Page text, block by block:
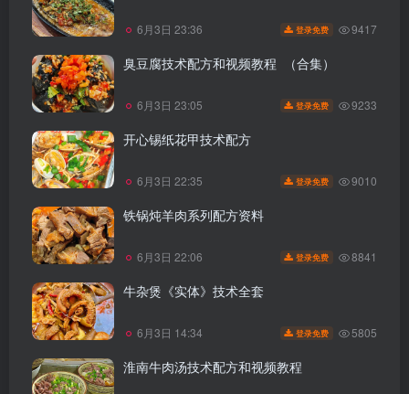
6月3日 23:36 登录免费 9417
臭豆腐技术配方和视频教程 （合集）
6月3日 23:05 登录免费 9233
开心锡纸花甲技术配方
6月3日 22:35 登录免费 9010
铁锅炖羊肉系列配方资料
6月3日 22:06 登录免费 8841
牛杂煲《实体》技术全套
6月3日 14:34 登录免费 5805
淮南牛肉汤技术配方和视频教程